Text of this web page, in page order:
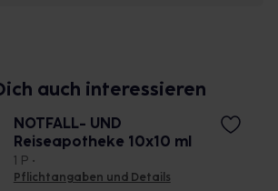
auch interessieren
NOTFALL- UND
Reiseapotheke 10x10 ml
1 P •
Pflichtangaben und Details